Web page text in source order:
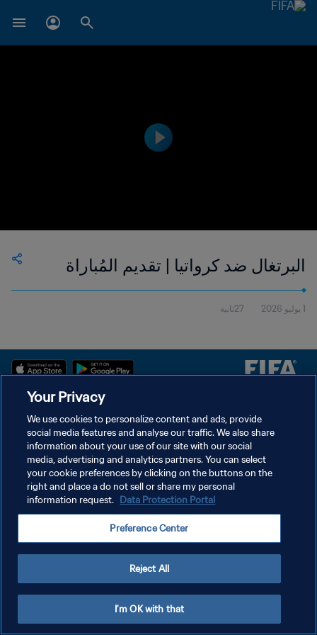
البرتغال ضد كرواتيا | تقديم المُباراة
1 يوليو 2026 27ثانية
سياسة الخصوصية
إدارة تفضيلات ملفات تعريف الارتباط
حقوق النشر والطبع والتأليف © ١٩٩٤ - ٢٠٢٦ FIFA. جميع الحقوق محفوظة.
Your Privacy
We use cookies to personalize content and ads, provide
social media features and analyse our traffic. We also share
information about your use of our site with our social
media, advertising and analytics partners. You can select
your cookie preferences by clicking on the buttons on the
right and place a do not sell or share my personal
information request. Data Protection Portal
Preference Center
Reject All
I'm OK with that